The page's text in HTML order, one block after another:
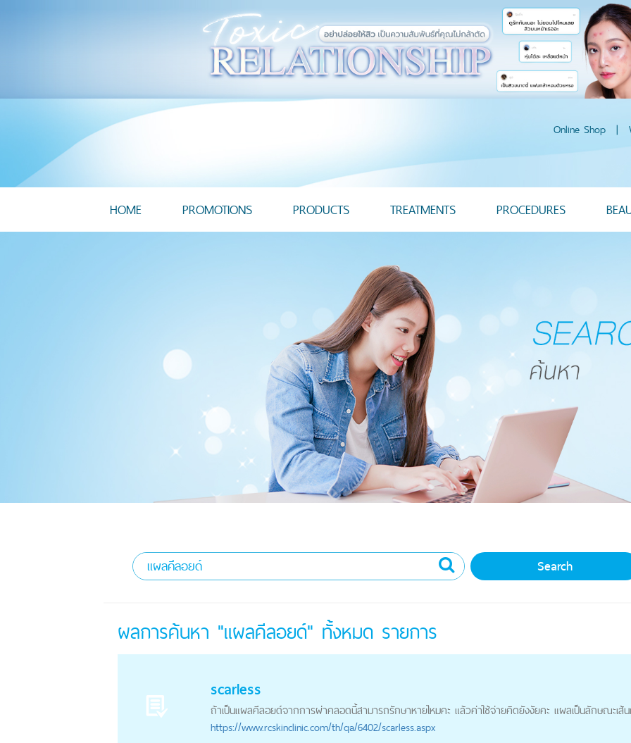
Online Shop |
HOME PROMOTIONS PRODUCTS TREATMENTS PROCEDURES
ผลการค้นหา "แผลคีลอยด์" ทั้งหมด รายการ
scarless
ถ้าเป็นแผลคีลอยด์จากการผ่าคลอดนี้สามารถรักษาหายไหมคะ แล้วค่าใช้จ่ายคิดยังงัยคะ แผลเป็นลักษณะเส้น
https://www.rcskinclinic.com/th/qa/6402/scarless.aspx